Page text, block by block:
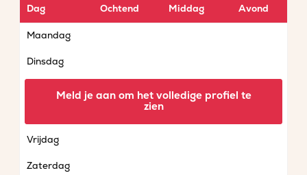
Dag Ochtend Middag Avond
Maandag
Dinsdag
Vrijdag
Zaterdag
Meld je aan om het volledige profiel te
zien